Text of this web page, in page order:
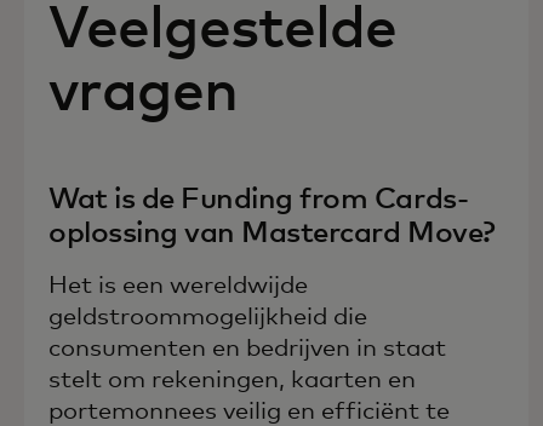
Veelgestelde
vragen
Wat is de Funding from Cards-
oplossing van Mastercard Move?
Het is een wereldwijde
geldstroommogelijkheid die
consumenten en bedrijven in staat
stelt om rekeningen, kaarten en
portemonnees veilig en efficiënt te